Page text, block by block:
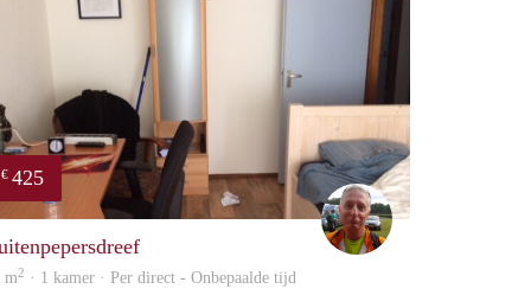
€ 425
wim
m2 · 1 kamer · Per direct - Onbepaalde tijd